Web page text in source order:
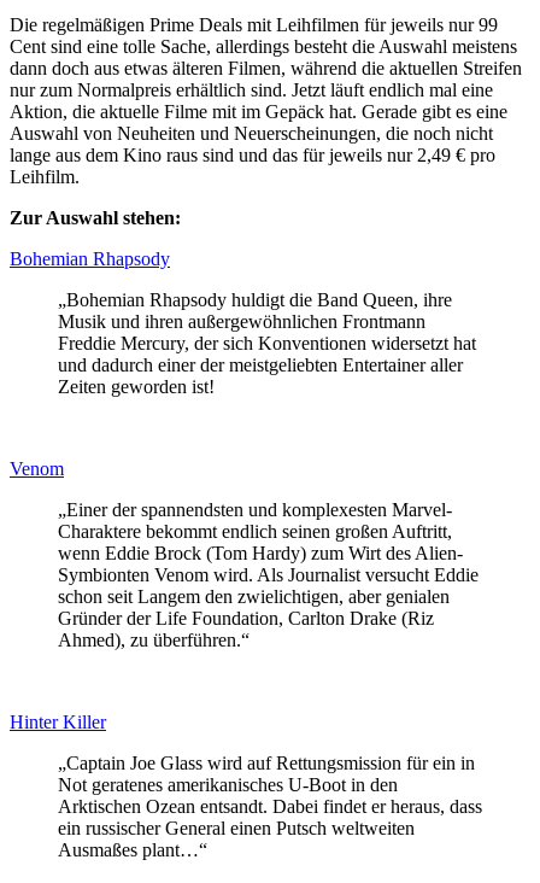
Die regelmäßigen Prime Deals mit Leihfilmen für jeweils nur 99
Cent sind eine tolle Sache, allerdings besteht die Auswahl meistens
dann doch aus etwas älteren Filmen, während die aktuellen Streifen
nur zum Normalpreis erhältlich sind. Jetzt läuft endlich mal eine
Aktion, die aktuelle Filme mit im Gepäck hat. Gerade gibt es eine
Auswahl von Neuheiten und Neuerscheinungen, die noch nicht
lange aus dem Kino raus sind und das für jeweils nur 2,49 € pro
Leihfilm.
Zur Auswahl stehen:
Bohemian Rhapsody
„Bohemian Rhapsody huldigt die Band Queen, ihre
Musik und ihren außergewöhnlichen Frontmann
Freddie Mercury, der sich Konventionen widersetzt hat
und dadurch einer der meistgeliebten Entertainer aller
Zeiten geworden ist!
Venom
„Einer der spannendsten und komplexesten Marvel-
Charaktere bekommt endlich seinen großen Auftritt,
wenn Eddie Brock (Tom Hardy) zum Wirt des Alien-
Symbionten Venom wird. Als Journalist versucht Eddie
schon seit Langem den zwielichtigen, aber genialen
Gründer der Life Foundation, Carlton Drake (Riz
Ahmed), zu überführen.“
Hinter Killer
„Captain Joe Glass wird auf Rettungsmission für ein in
Not geratenes amerikanisches U-Boot in den
Arktischen Ozean entsandt. Dabei findet er heraus, dass
ein russischer General einen Putsch weltweiten
Ausmaßes plant…“